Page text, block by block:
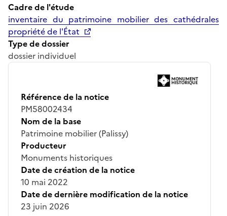
Cadre de l'étude
inventaire du patrimoine mobilier des cathédrales
propriété de l'État
Type de dossier
dossier individuel
Référence de la notice
PM58002434
Nom de la base
Patrimoine mobilier (Palissy)
Producteur
Monuments historiques
Date de création de la notice
10 mai 2022
Date de dernière modification de la notice
23 juin 2026